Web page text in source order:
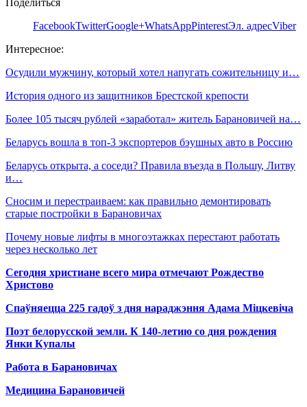
Поделиться
FacebookTwitterGoogle+WhatsAppPinterestЭл. адресViber
Интересное:
Осудили мужчину, который хотел напугать сожительницу и…
История одного из защитников Брестской крепости
Более 105 тысяч рублей «заработал» житель Барановичей на…
Беларусь вошла в топ-3 экспортеров бэушных авто в Россию
Беларусь открыта, а соседи? Правила въезда в Польшу, Литву
и…
Сносим и перестраиваем: как правильно демонтировать
старые постройки в Барановичах
Почему новые лифты в многоэтажках перестают работать
через несколько лет
Сегодня христиане всего мира отмечают Рождество
Христово
Спаўняецца 225 гадоў з дня нараджэння Адама Міцкевіча
Поэт белорусской земли. К 140-летию со дня рождения
Янки Купалы
Работа в Барановичах
Медицина Барановичей